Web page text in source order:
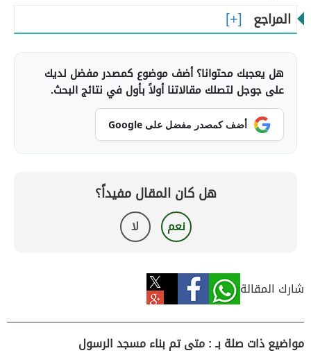
المراجع
هل يعجبك محتوانا؟ أضف موضوع كمصدر مفضل لديك
على جوجل لتصلك مقالاتنا أولاً بأول في نتائج البحث.
أضف كمصدر مفضل على Google
هل كان المقال مفيداً؟
نعم لا
شارك المقالة
مواضيع ذات صلة بـ : متى تم بناء مسجد الرسول